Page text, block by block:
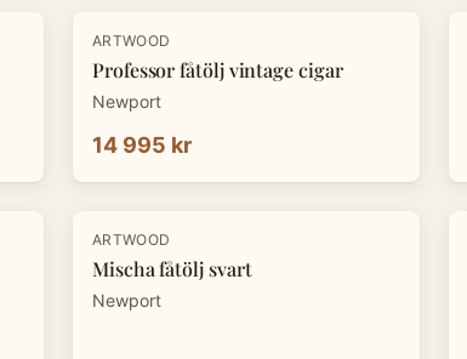
ARTWOOD
Professor fåtölj vintage cigar
Newport
14 995 kr
ARTWOOD
Mischa fåtölj svart
Newport